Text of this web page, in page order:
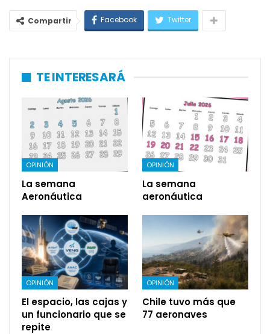
Compartir Facebook Twitter
TE INTERESARÁ
OPINIÓN
La semana
Aeronáutica
OPINIÓN
La semana
aeronáutica
OPINIÓN
El espacio, las cajas y
un funcionario que se
repite
OPINIÓN
Chile tuvo más que
77 aeronaves